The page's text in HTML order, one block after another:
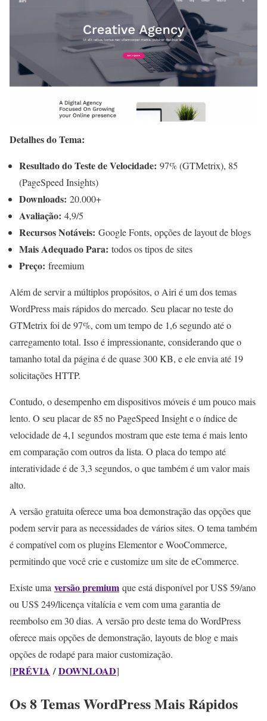
Detalhes do Tema:
Resultado do Teste de Velocidade: 97% (GTMetrix), 85
(PageSpeed Insights)
Downloads: 20.000+
Avaliação: 4,9/5
Recursos Notáveis: Google Fonts, opções de layout de blogs
Mais Adequado Para: todos os tipos de sites
Preço: freemium
Além de servir a múltiplos propósitos, o Airi é um dos temas
WordPress mais rápidos do mercado. Seu placar no teste do
GTMetrix foi de 97%, com um tempo de 1,6 segundo até o
carregamento total. Isso é impressionante, considerando que o
tamanho total da página é de quase 300 KB, e ele envia até 19
solicitações HTTP.
Contudo, o desempenho em dispositivos móveis é um pouco mais
lento. O seu placar de 85 no PageSpeed Insight e o índice de
velocidade de 4,1 segundos mostram que este tema é mais lento
em comparação com outros da lista. O placa do tempo até
interatividade é de 3,3 segundos, o que também é um valor mais
alto.
A versão gratuita oferece uma boa demonstração das opções que
podem servir para as necessidades de vários sites. O tema também
é compatível com os plugins Elementor e WooCommerce,
permitindo que você crie e customize um site de eCommerce.
Existe uma versão premium que está disponível por US$ 59/ano
ou US$ 249/licença vitalícia e vem com uma garantia de
reembolso em 30 dias. A versão pro deste tema do WordPress
oferece mais opções de demonstração, layouts de blog e mais
opções de rodapé para maior customização.
[PRÉVIA /DOWNLOAD]
Os 8 Temas WordPress Mais Rápidos